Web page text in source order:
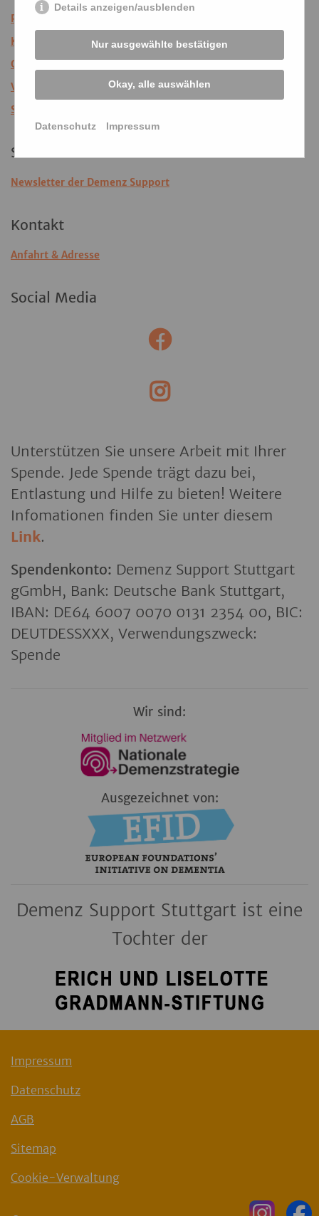
Publikationen
KuKuK-TV
Gradmann-Stiftung
Veranstaltungsarchiv
Spenden
Service
Newsletter der Demenz Support
Kontakt
Anfahrt & Adresse
Social Media
Unterstützen Sie unsere Arbeit mit Ihrer
Spende. Jede Spende trägt dazu bei,
Entlastung und Hilfe zu bieten! Weitere
Infomationen finden Sie unter diesem
Link.
Spendenkonto: Demenz Support Stuttgart
gGmbH, Bank: Deutsche Bank Stuttgart,
IBAN: DE64 6007 0070 0131 2354 00, BIC:
DEUTDESSXXX, Verwendungszweck:
Spende
Wir sind:
Ausgezeichnet von:
Demenz Support Stuttgart ist eine
Tochter der
Impressum
Datenschutz
AGB
Sitemap
Cookie-Verwaltung
Details anzeigen/ausblenden
Nur ausgewählte bestätigen
Okay, alle auswählen
Datenschutz Impressum